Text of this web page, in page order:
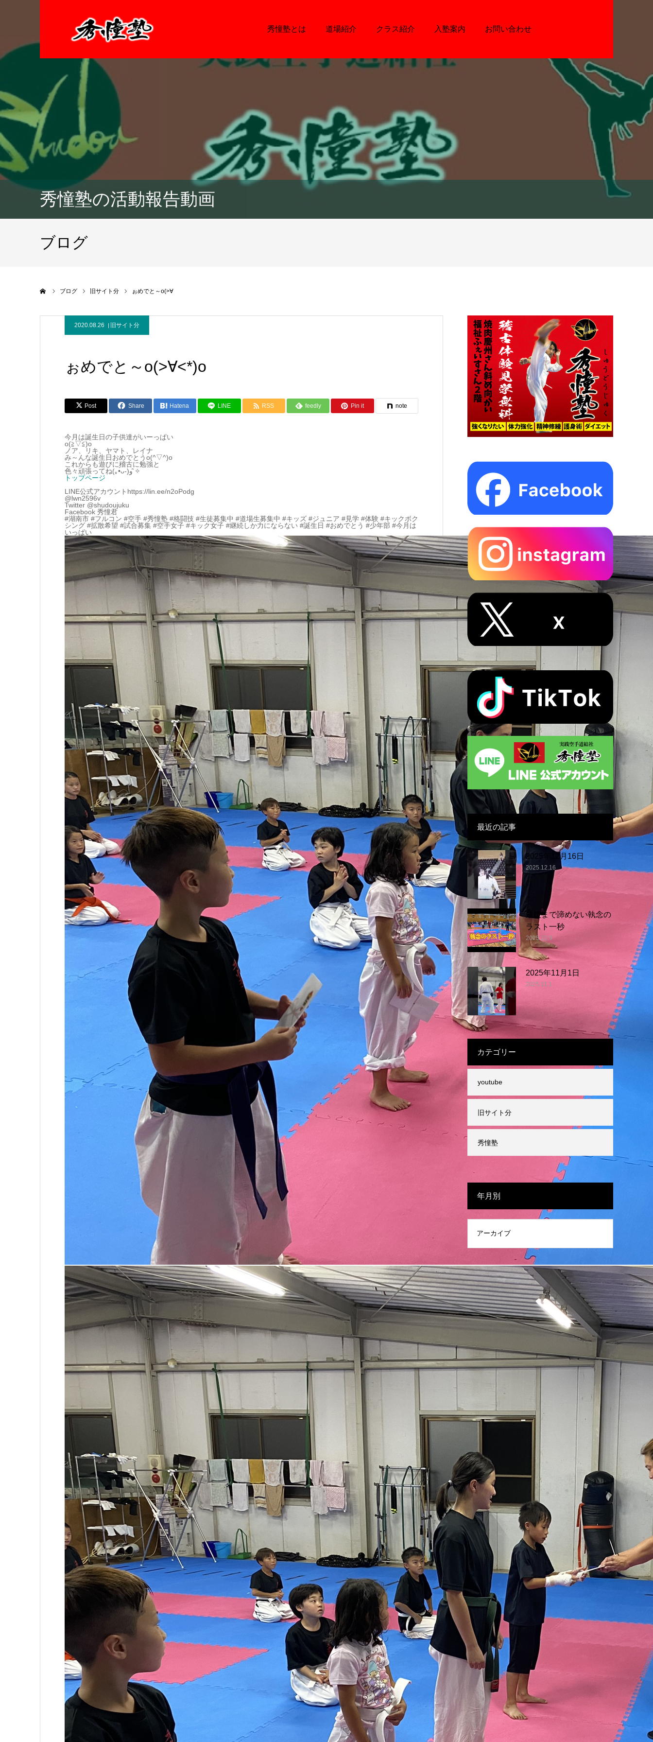
秀憧塾とは 道場紹介 クラス紹介 入塾案内 お問い合わせ
秀憧塾の活動報告動画
ブログ
ブログ 旧サイト分 ぉめでと～o(>∀
2020.08.26 旧サイト分
ぉめでと～o(>∀<*)o
Post Share Hatena LINE RSS feedly Pin it note
今月は誕生日の子供達がいーっぱい
o(≧▽≦)o
ノア、リキ、ヤマト、レイナ
み～んな誕生日おめでとうo(^▽^)o
これからも遊びに稽古に勉強と
色々頑張ってね(｡•̀ᴗ-)و ̑̑✧
トップページ
LINE公式アカウントhttps://lin.ee/n2oPodg
@lwn2596v
Twitter @shudoujuku
Facebook 秀憧君
#湖南市 #フルコン #空手 #秀憧塾 #格闘技 #生徒募集中 #道場生募集中 #キッズ #ジュニア #見学 #体験 #キックボク
シング #拡散希望 #試合募集 #空手女子 #キック女子 #継続しか力にならない #誕生日 #おめでとう #少年部 #今月は
いっぱい
最近の記事
2025年12月16日
2025.12.16
最後まで諦めない執念の
ラスト一秒
2025.12.9
2025年11月1日
2025.11.1
カテゴリー
youtube
旧サイト分
秀憧塾
年月別